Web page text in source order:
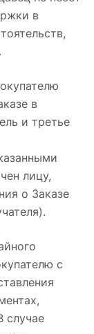
в
в
и третье
лицу,
о Заказе
с
случае